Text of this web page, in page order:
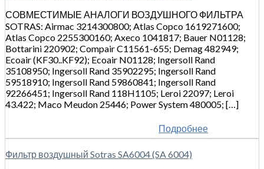
СОВМЕСТИМЫЕ АНАЛОГИ ВОЗДУШНОГО ФИЛЬТРА
SOTRAS: Airmac 3214300800; Atlas Copco 1619271600;
Atlas Copco 2255300160; Axeco 1041817; Bauer N01128;
Bottarini 220902; Compair C11561-655; Demag 482949;
Ecoair (KF30..KF92); Ecoair N01128; Ingersoll Rand
35108950; Ingersoll Rand 35902295; Ingersoll Rand
59518910; Ingersoll Rand 59860841; Ingersoll Rand
92266451; Ingersoll Rand 118H1105; Leroi 22097; Leroi
43.422; Maco Meudon 25446; Power System 480005; […]
Подробнее
Фильтр воздушный Sotras SA6004 (SA 6004)